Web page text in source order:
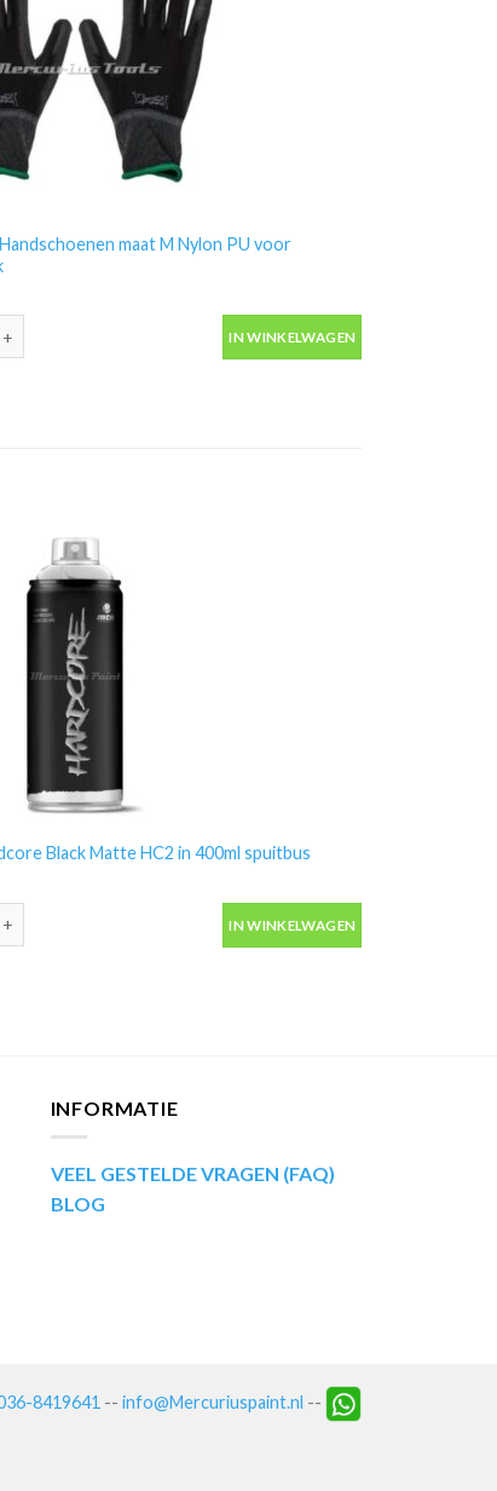
maat M Nylon PU voor
maat M Nylon PU voor spuitwerk aantal
IN WINKELWAGEN
Black Matte HC2 in 400ml spuitbus
Black Matte HC2 in 400ml spuitbus aantal
IN WINKELWAGEN
INFORMATIE
VEEL GESTELDE VRAGEN (FAQ)
BLOG
8419641 -- info@Mercuriuspaint.nl --